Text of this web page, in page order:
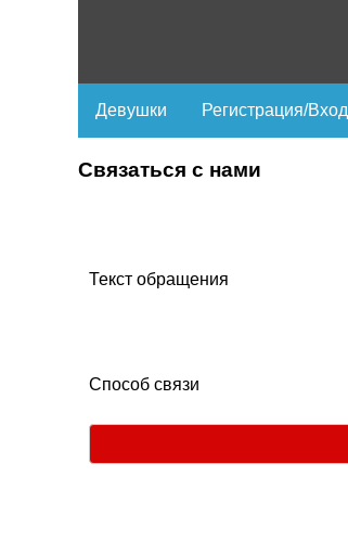
Девушки Регистрация/Вход
Связаться с нами
Текст обращения
Способ связи